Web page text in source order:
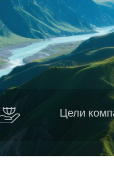
Цели
Трудолюбивый,
скромный,